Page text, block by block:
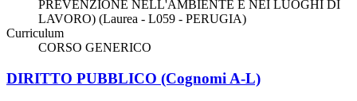
PREVENZIONE NELL'AMBIENTE E NEI LUOGHI DI
LAVORO) (Laurea - L059 - PERUGIA)
Curriculum
CORSO GENERICO
DIRITTO PUBBLICO (Cognomi A-L)